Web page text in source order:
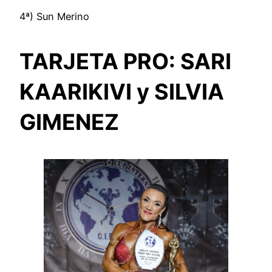
4ª) Sun Merino
TARJETA PRO: SARI
KAARIKIVI y SILVIA
GIMENEZ